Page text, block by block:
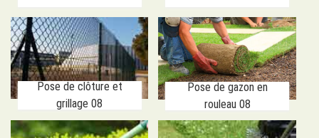
Pose de clôture et
grillage 08
Pose de gazon en
rouleau 08